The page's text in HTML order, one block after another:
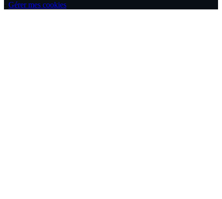
Gérer mes cookies